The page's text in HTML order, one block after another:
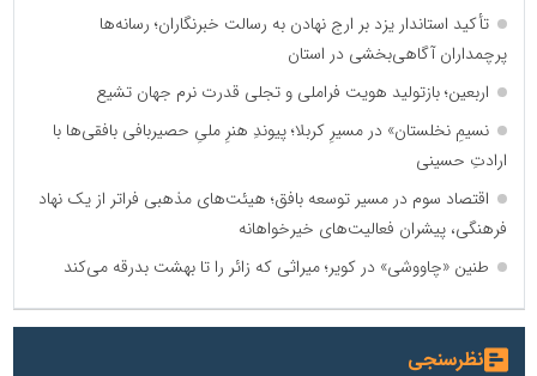
تأکید استاندار یزد بر ارج نهادن به رسالت خبرنگاران؛ رسانه‌ها
پرچمداران آگاهی‌بخشی در استان
اربعین؛ بازتولید هویت فراملی و تجلی قدرت نرم جهان تشیع
نسیمِ نخلستان» در مسیرِ کربلا؛ پیوندِ هنرِ ملیِ حصیربافی بافقی‌ها با
ارادتِ حسینی
اقتصاد سوم در مسیر توسعه بافق؛ هیئت‌های مذهبی فراتر از یک نهاد
فرهنگی، پیشران فعالیت‌های خیرخواهانه
طنین «چاووشی» در کویر؛ میراثی که زائر را تا بهشت بدرقه می‌کند
نظرسنجی